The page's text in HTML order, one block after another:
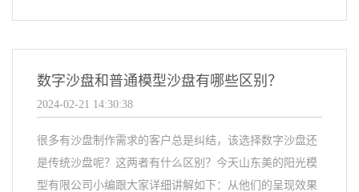
数字沙盘和普通模型沙盘有哪些区别？
2024-02-21 14:30:38
很多有沙盘制作需求的客户总是纠结，该选择数字沙盘还
是传统沙盘呢？这两者有什么区别？今天山东美的阳光模
型有限公司小编跟大家详细讲解如下：从他们的呈现效果